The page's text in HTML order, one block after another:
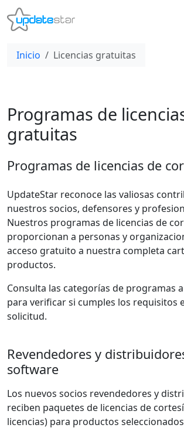
Inicio Licencias gratuitas
Programas de
gratuitas
Programas de licencias de
UpdateStar reconoce las valiosas
nuestros socios, defensores y
Nuestros programas de licencias de
proporcionan a personas y
acceso gratuito a nuestra completa
productos.
Consulta las categorías de programas
para verificar si cumples los requisitos
solicitud.
Revendedores y
software
Los nuevos socios revendedores y
reciben paquetes de licencias de
licencias) para productos